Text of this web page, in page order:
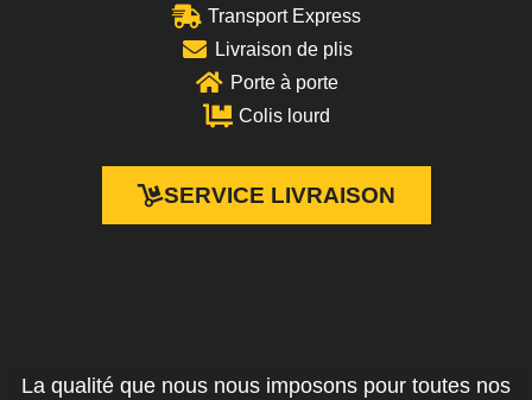
Transport Express
Livraison de plis
Porte à porte
Colis lourd
SERVICE LIVRAISON
La qualité que nous nous imposons pour toutes nos